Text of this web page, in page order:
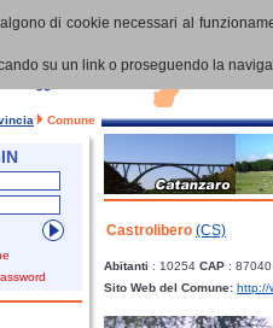
di cookie necessari al
su un link o proseguendo la
Comune
Castrolibero (CS)
Abitanti : 10254 CAP : 87040
Sito Web del Comune: http://